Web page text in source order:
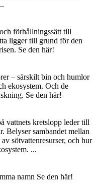
förhållningssätt till
ligger till grund för den
Se den här!
– särskilt bin och humlor
ekosystem. Och de
Se den här!
vattnets kretslopp leder till
Belyser sambandet mellan
sötvattenresurser, och hur
...
namn Se den här!